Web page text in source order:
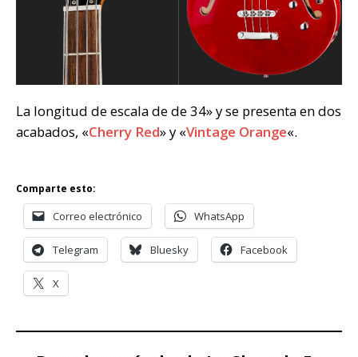
La longitud de escala de de 34» y se presenta en dos
acabados, «Cherry Red» y «Vintage Orange«.
Comparte esto:
Correo electrónico WhatsApp
Telegram Bluesky Facebook
X